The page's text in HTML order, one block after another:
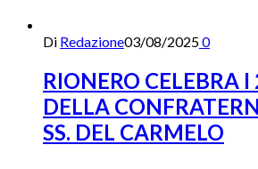
Di Redazione03/08/20250
RIONERO CELEBRA
DELLA
SS. DEL CARMELO